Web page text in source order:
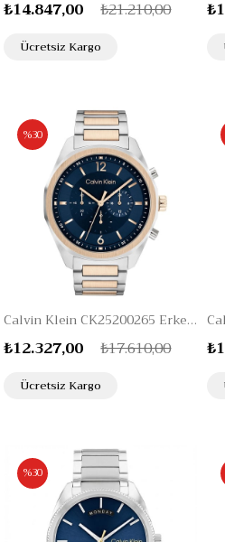
₺14.847,00 ₺21.210,00
Ücretsiz Kargo
Calvin Klein CK25200265 Erkek Kol Saati
₺12.327,00 ₺17.610,00
%30
Ücretsiz Kargo
%30